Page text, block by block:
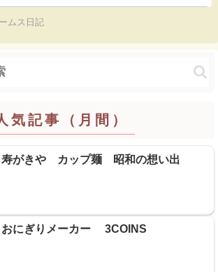
ムス日記
気記事（月間）
寿がきや カップ麺 昭和の想い出
おにぎりメーカー 3COINS